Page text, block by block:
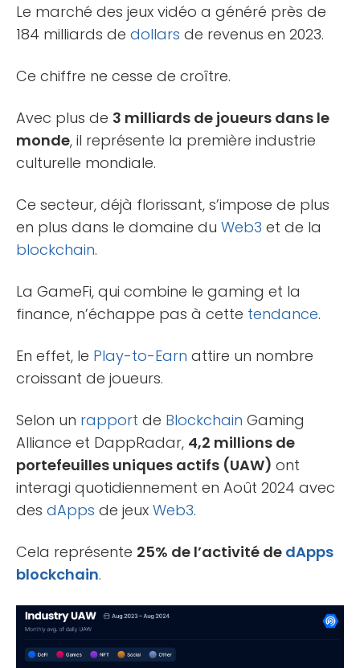
Le marché des jeux vidéo a généré près de
184 milliards de dollars de revenus en 2023.
Ce chiffre ne cesse de croître.
Avec plus de 3 milliards de joueurs dans le
monde, il représente la première industrie
culturelle mondiale.
Ce secteur, déjà florissant, s’impose de plus
en plus dans le domaine du Web3 et de la
blockchain.
La GameFi, qui combine le gaming et la
finance, n’échappe pas à cette tendance.
En effet, le Play-to-Earn attire un nombre
croissant de joueurs.
Selon un rapport de Blockchain Gaming
Alliance et DappRadar, 4,2 millions de
portefeuilles uniques actifs (UAW) ont
interagi quotidiennement en Août 2024 avec
des dApps de jeux Web3.
Cela représente 25% de l’activité de dApps
blockchain.